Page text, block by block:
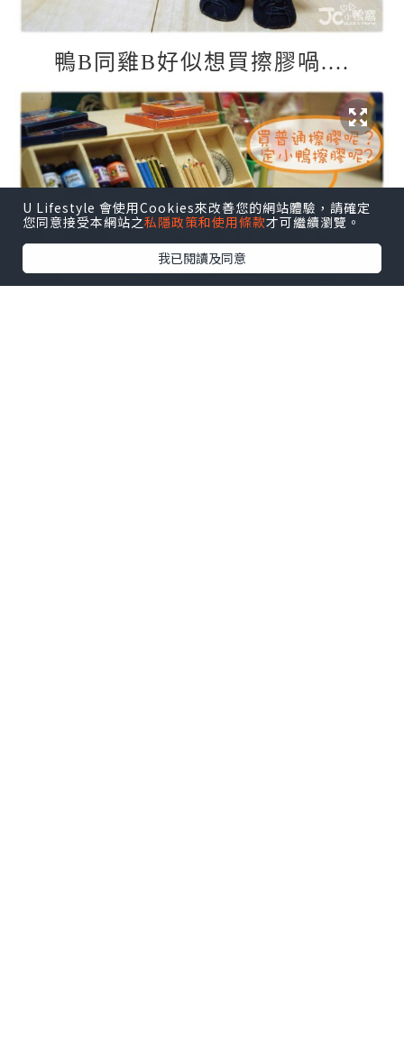
鴨B同雞B好似想買擦膠喎....
U Lifestyle 會使用Cookies來改善您的網站體驗，請確定
您同意接受本網站之私隱政策和使用條款才可繼續瀏覽。
我已閱讀及同意